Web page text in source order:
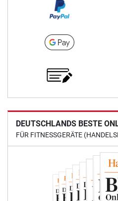
DEUTSCHLANDS BESTE
FÜR FITNESSGERÄTE